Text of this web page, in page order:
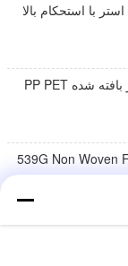
با استحکام بالا
431G ژئوتکستایل زهکشی پارچه غیر بافته شده PP PET
539G Non Woven Fabric Drinage Filter Fabric Fabric